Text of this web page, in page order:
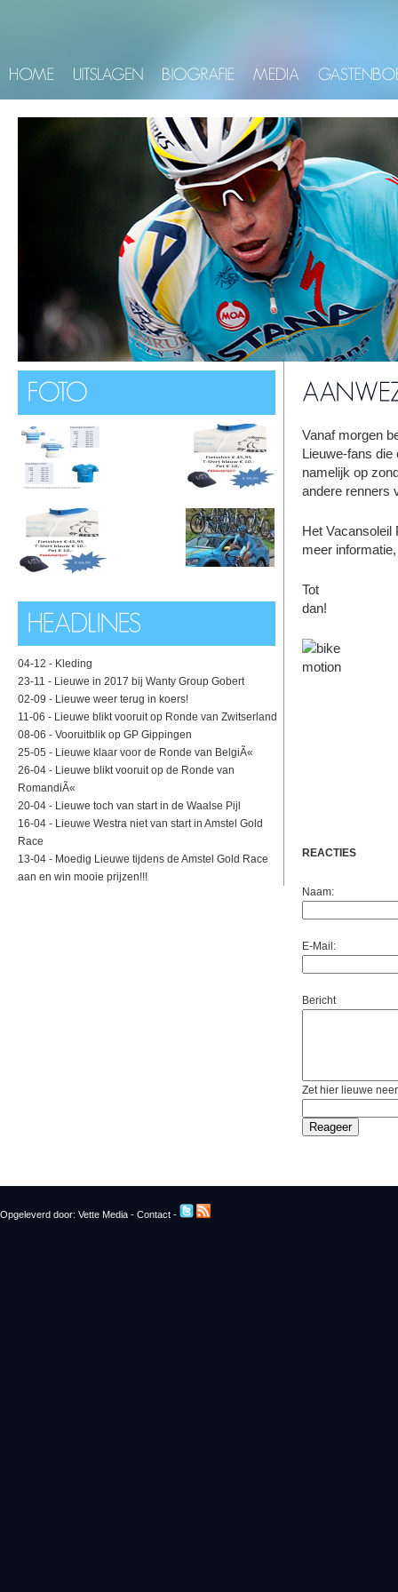
04-12 - Kleding
23-11 - Lieuwe in 2017 bij Wanty Group Gobert
02-09 - Lieuwe weer terug in koers!
11-06 - Lieuwe blikt vooruit op Ronde van Zwitserland
08-06 - Vooruitblik op GP Gippingen
25-05 - Lieuwe klaar voor de Ronde van BelgiÃ«
26-04 - Lieuwe blikt vooruit op de Ronde van
RomandiÃ«
20-04 - Lieuwe toch van start in de Waalse Pijl
16-04 - Lieuwe Westra niet van start in Amstel Gold
Race
13-04 - Moedig Lieuwe tijdens de Amstel Gold Race
aan en win mooie prijzen!!!
Vanaf morgen
Lieuwe-fans
namelijk op
andere renners
Het Vacansoleil
meer
Tot
dan!
REACTIES
Naam:
E-Mail:
Bericht
Zet hier lieuwe
Opgeleverd door: Vette Media - Contact -